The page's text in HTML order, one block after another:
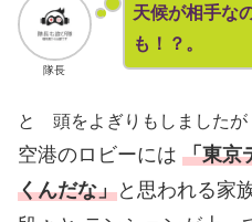
隊長
天候が相手な
も！？。
と 頭をよぎりもしましたが
空港のロビーには 「東京
くんだな」と思われる家